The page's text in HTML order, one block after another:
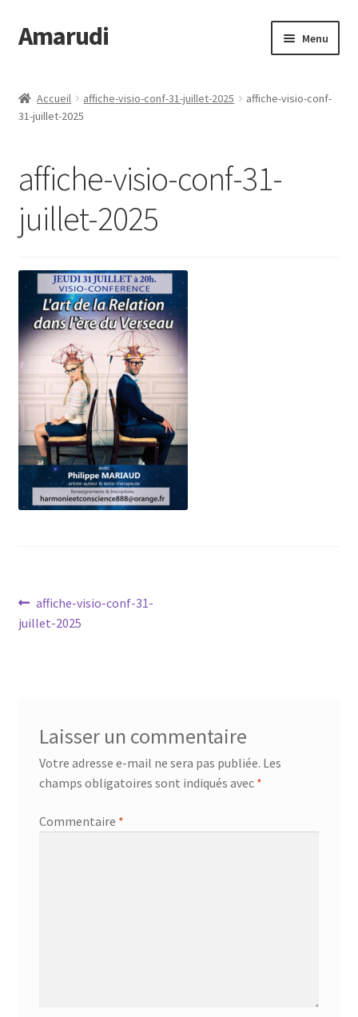
Aller
à
navigation
Aller
au
Amarudi Menu
Accueil
Boutique
Crop Circles
Galerie
Mandalathèque
Me contacter
Mon compte
Panier
Accueil affiche-visio-conf-31-juillet-2025
affiche-visio-conf-
31-juillet-2025
affiche-visio-conf-31-
juillet-2025
Navigation
de
Article
précédent :
affiche-visio-conf-31-
juillet-2025
Laisser un commentaire
Votre adresse e-mail ne sera pas publiée. Les
champs obligatoires sont indiqués avec *
Commentaire *